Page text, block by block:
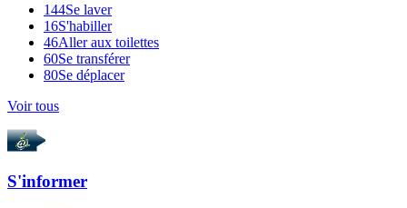
144Se laver
16S'habiller
46Aller aux toilettes
60Se transférer
80Se déplacer
Voir tous
S'informer